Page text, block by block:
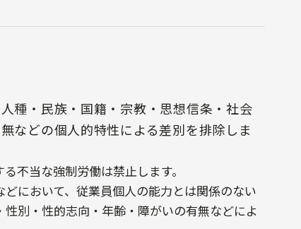
種・民族・国籍・宗教・思想信条・社会
などの個人的特性による差別を排除しま
不当な強制労働は禁止します。
において、従業員個人の能力とは関係のない
別・性的志向・年齢・障がいの有無などによ